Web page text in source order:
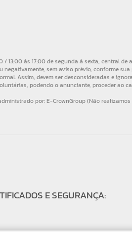
E SEGURANÇA: